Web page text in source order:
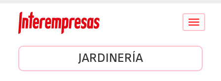
Conmutar
JARDINERÍA